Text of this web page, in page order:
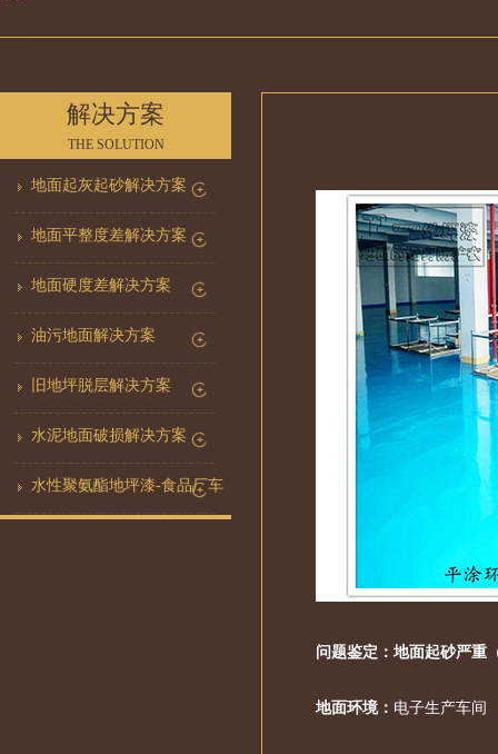
解决方案
THE SOLUTION
地面起灰起砂解决方案
地面平整度差解决方案
地面硬度差解决方案
油污地面解决方案
旧地坪脱层解决方案
水泥地面破损解决方案
水性聚氨酯地坪漆-食品厂车
问题鉴定：地面起砂严重
地面环境： 电子生产车间